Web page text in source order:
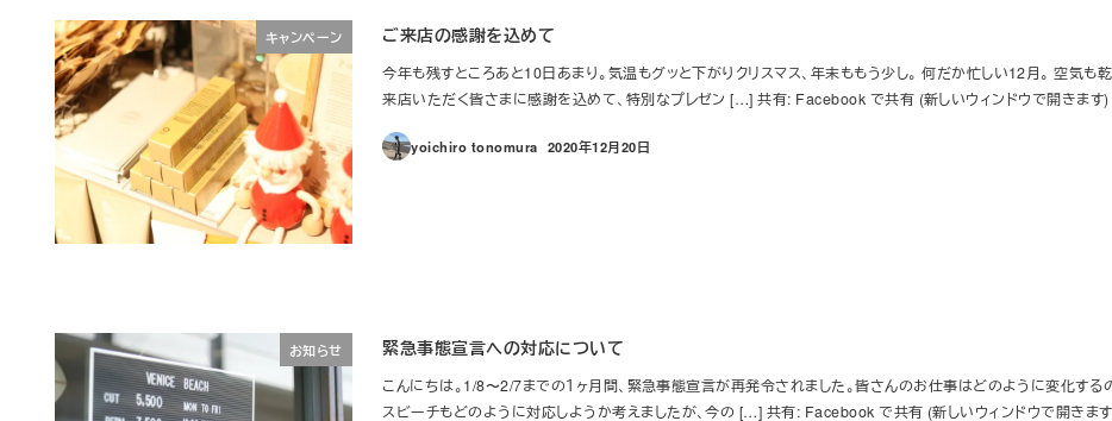
キャンペーン ご来店の感謝を込めて
今年も残すところあと10日あまり。気温もグッと下がりクリスマス、年末ももう少し。 何だか忙しい12月。 空気
来店いただく皆さまに感謝を込めて、特別なプレゼン […] 共有: Facebook で共有 (新しいウィンドウで開きま
yoichiro tonomura
投稿日
2020年12月20日
お知らせ 緊急事態宣言への対応について
こんにちは。1/8〜2/7までの１ヶ月間、緊急事態宣言が再発令されました。皆さんのお仕事はどのように変化す
スビーチもどのように対応しようか考えましたが、今の […] 共有: Facebook で共有 (新しいウィンドウで開き